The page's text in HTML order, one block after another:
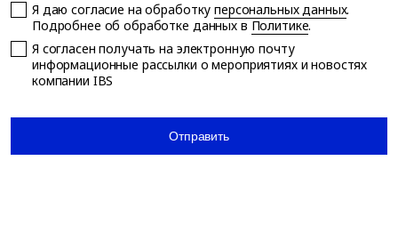
Я даю согласие на обработкуперсональных данных.
Подробнее об обработке данных в Политике.
Я согласен получать на электронную почту
информационные рассылки о мероприятиях и новостях
компании IBS
Отправить